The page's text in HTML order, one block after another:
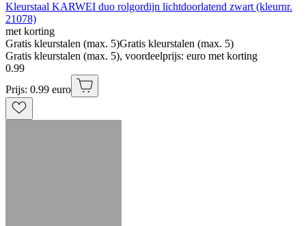
Kleurstaal KARWEI duo rolgordijn lichtdoorlatend zwart (kleurnr.
21078)
met korting
Gratis kleurstalen (max. 5)Gratis kleurstalen (max. 5)
Gratis kleurstalen (max. 5), voordeelprijs: euro met korting
0.99
Prijs: 0.99 euro